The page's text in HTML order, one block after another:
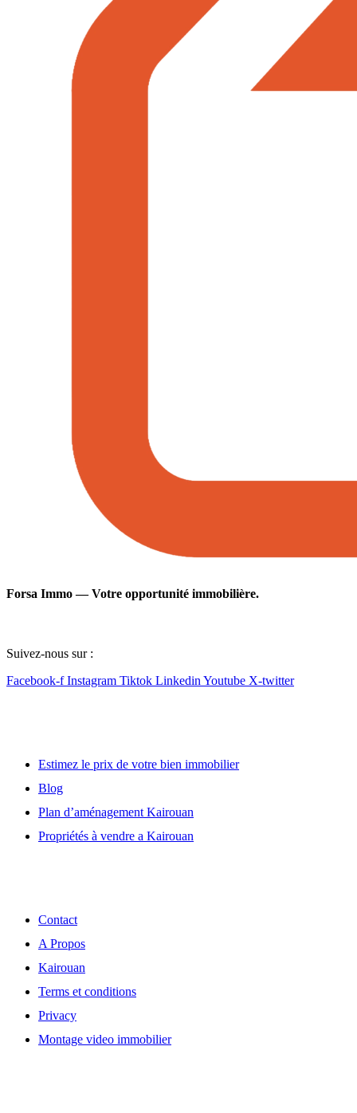
Forsa Immo — Votre opportunité immobilière.
Suivez-nous sur :
Facebook-f Instagram Tiktok Linkedin Youtube X-twitter
Estimez le prix de votre bien immobilier
Blog
Plan d’aménagement Kairouan
Propriétés à vendre a Kairouan
Contact
A Propos
Kairouan
Terms et conditions
Privacy
Montage video immobilier